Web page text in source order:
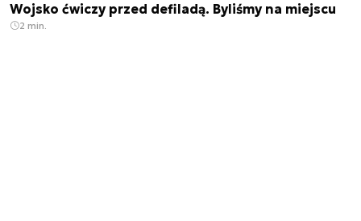
Wojsko ćwiczy przed defiladą. Byliśmy na miejscu
2 min.